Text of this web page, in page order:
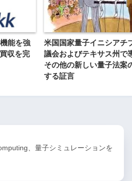
能を強
収を完
米国国家量子イニシアチ
議会およびテキサス州で
その他の新しい量子法案
する証言
、量子シミュレーションを